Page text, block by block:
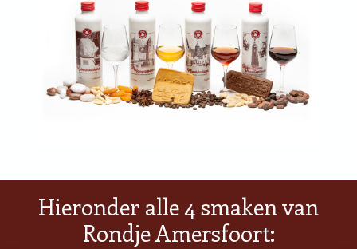
Hieronder alle 4 smaken van
Rondje Amersfoort: